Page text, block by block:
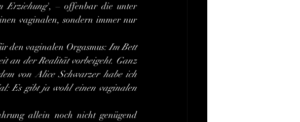
Erziehung', – offenbar die unter
vaginalen, sondern immer nur
für den vaginalen Orgasmus:
Im Bett
an der Realität vorbeigeht. Ganz
von Alice Schwarzer habe ich
Es gibt ja wohl einen vaginalen
allein noch nicht genügend